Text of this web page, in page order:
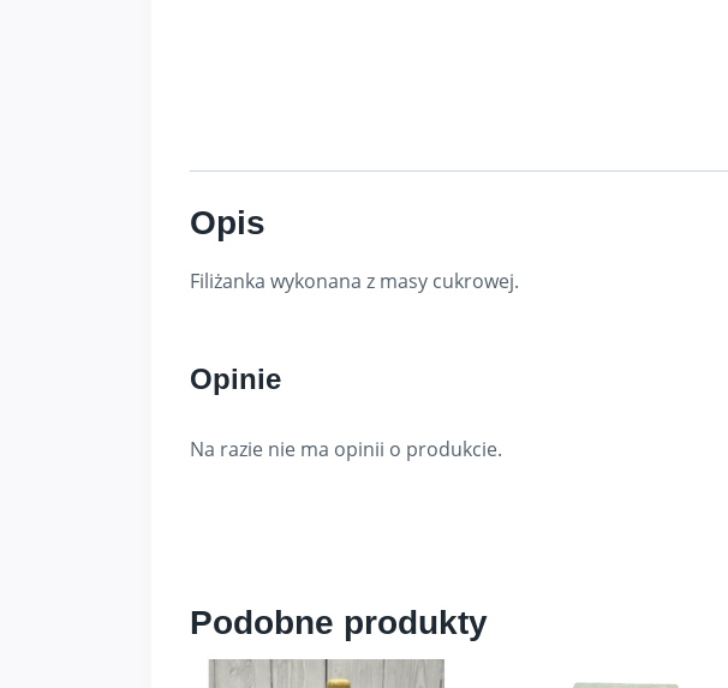
Opis
Filiżanka wykonana z masy cukrowej.
Opinie
Na razie nie ma opinii o produkcie.
Podobne produkty